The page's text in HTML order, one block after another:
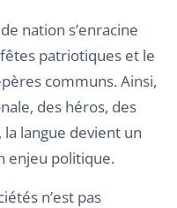
de nation s’enracine
patriotiques et le
communs. Ainsi,
des héros, des
langue devient un
enjeu politique.
n’est pas